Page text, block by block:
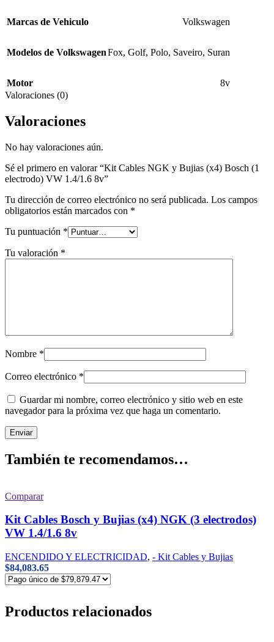
Marcas de Vehiculo Volkswagen
Modelos de VolkswagenFox, Golf, Polo, Saveiro, Suran
Motor
8v
Valoraciones (0)
Valoraciones
No hay valoraciones aún.
Sé el primero en valorar “Kit Cables NGK y Bujias (x4) Bosch (1
electrodo) VW 1.4/1.6 8v”
Tu dirección de correo electrónico no será publicada. Los campos
obligatorios están marcados con *
Tu puntuación *
Tu valoración *
Nombre *
Correo electrónico *
Guardar mi nombre, correo electrónico y sitio web en este
navegador para la próxima vez que haga un comentario.
También te recomendamos…
Comparar
Kit Cables Bosch y Bujias (x4) NGK (3 electrodos)
VW 1.4/1.6 8v
ENCENDIDO Y ELECTRICIDAD, - Kit Cables y Bujias
$84,083.65
Productos relacionados